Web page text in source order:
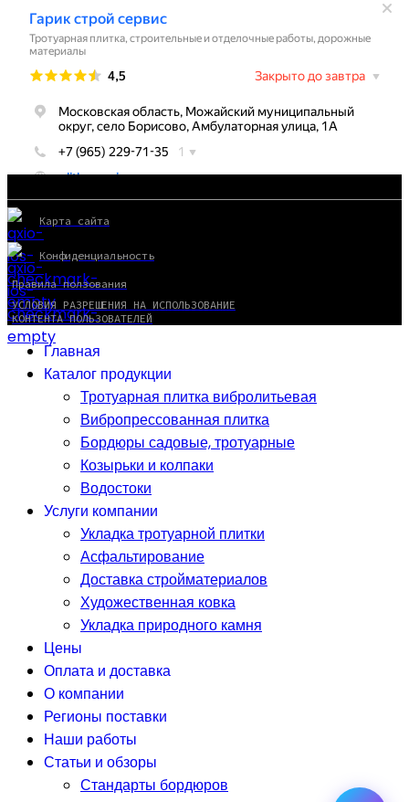
Карта сайта
Конфиденциальность
Правила ползования
УСЛОВИЯ РАЗРЕШЕНИЯ НА ИСПОЛЬЗОВАНИЕ
КОНТЕНТА ПОЛЬЗОВАТЕЛЕЙ
Главная
Каталог продукции
Тротуарная плитка вибролитьевая
Вибропрессованная плитка
Бордюры садовые, тротуарные
Козырьки и колпаки
Водостоки
Услуги компании
Укладка тротуарной плитки
Асфальтирование
Доставка стройматериалов
Художественная ковка
Укладка природного камня
Цены
Оплата и доставка
О компании
Регионы поставки
Наши работы
Статьи и обзоры
Стандарты бордюров